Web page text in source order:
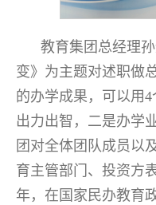
教育集团总经理
变》为主题对述职做
的办学成果，可以用
出力出智，二是办学
团对全体团队成员以
育主管部门、投资方
年，在国家民办教育